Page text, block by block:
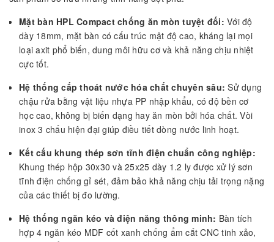
Mặt bàn HPL Compact chống ăn mòn tuyệt đối: Với độ
dày 18mm, mặt bàn có cấu trúc mật độ cao, kháng lại mọi
loại axit phổ biến, dung môi hữu cơ và khả năng chịu nhiệt
cực tốt.
Hệ thống cấp thoát nước hóa chất chuyên sâu: Sử dụng
chậu rửa bằng vật liệu nhựa PP nhập khẩu, có độ bền cơ
học cao, không bị biến dạng hay ăn mòn bởi hóa chất. Vòi
inox 3 chấu hiện đại giúp điều tiết dòng nước linh hoạt.
Kết cấu khung thép sơn tĩnh điện chuẩn công nghiệp:
Khung thép hộp 30x30 và 25x25 dày 1.2 ly được xử lý sơn
tĩnh điện chống gỉ sét, đảm bảo khả năng chịu tải trọng nặng
của các thiết bị đo lường.
Hệ thống ngăn kéo và điện năng thông minh: Bàn tích
hợp 4 ngăn kéo MDF cốt xanh chống ẩm cắt CNC tinh xảo,